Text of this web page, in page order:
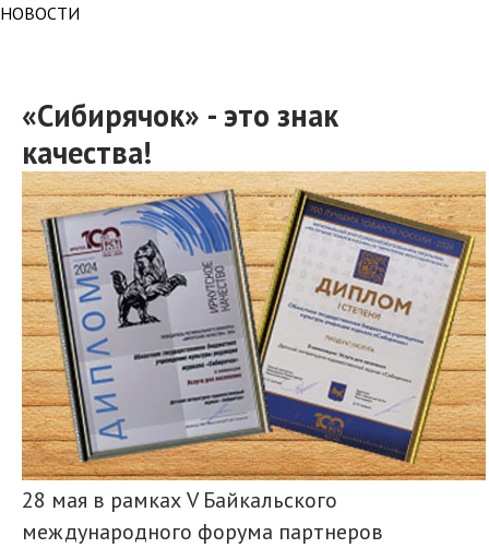
НОВОСТИ
«Сибирячок» - это знак
качества!
28 мая в рамках V Байкальского
международного форума партнеров